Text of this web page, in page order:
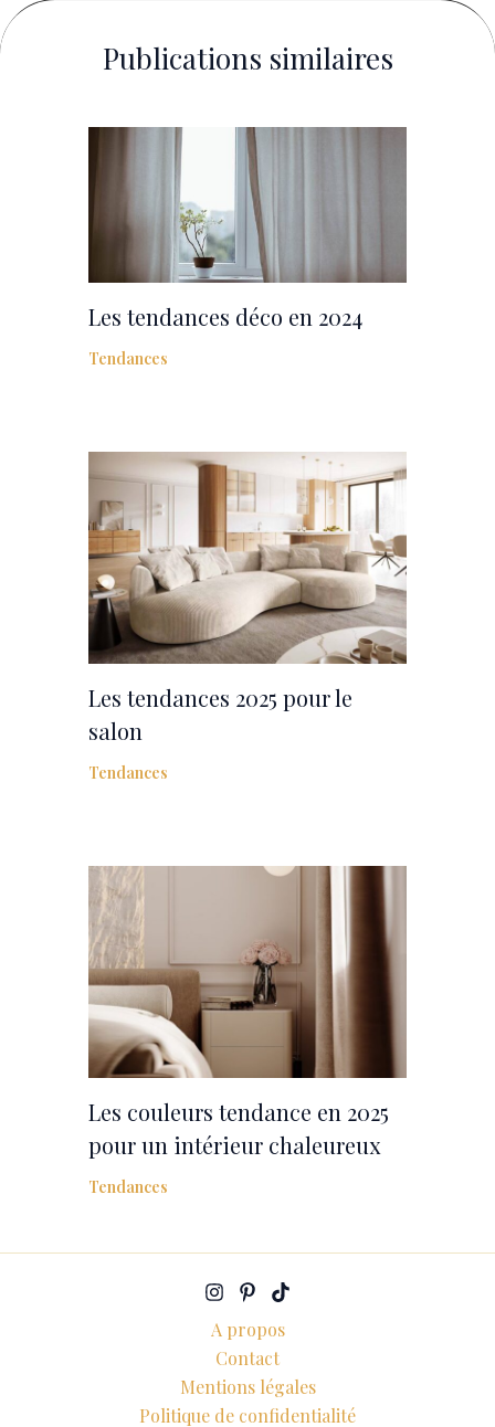
Publications similaires
Les tendances déco en 2024
Tendances
Les tendances 2025 pour le
salon
Tendances
Les couleurs tendance en 2025
pour un intérieur chaleureux
Tendances
A propos
Contact
Mentions légales
Politique de confidentialité